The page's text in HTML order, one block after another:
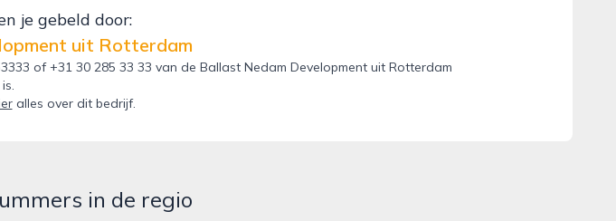
je gebeld door:
uit Rotterdam
of +31 30 285 33 33 van de Ballast Nedam Development uit Rotterdam
is.
alles over dit bedrijf.
in de regio